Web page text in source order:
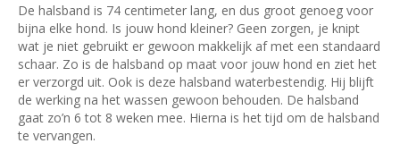
De halsband is 74 centimeter lang, en dus groot genoeg voor
bijna elke hond. Is jouw hond kleiner? Geen zorgen, je knipt
wat je niet gebruikt er gewoon makkelijk af met een standaard
schaar. Zo is de halsband op maat voor jouw hond en ziet het
er verzorgd uit. Ook is deze halsband waterbestendig. Hij blijft
de werking na het wassen gewoon behouden. De halsband
gaat zo’n 6 tot 8 weken mee. Hierna is het tijd om de halsband
te vervangen.